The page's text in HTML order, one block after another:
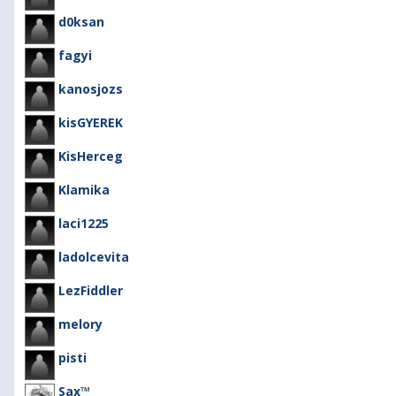
d0ksan
fagyi
kanosjozs
kisGYEREK
KisHerceg
Klamika
laci1225
ladolcevita
LezFiddler
melory
pisti
Sax™